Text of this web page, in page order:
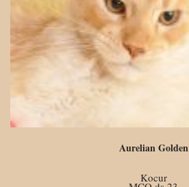
Aurelian Golden
Kocur